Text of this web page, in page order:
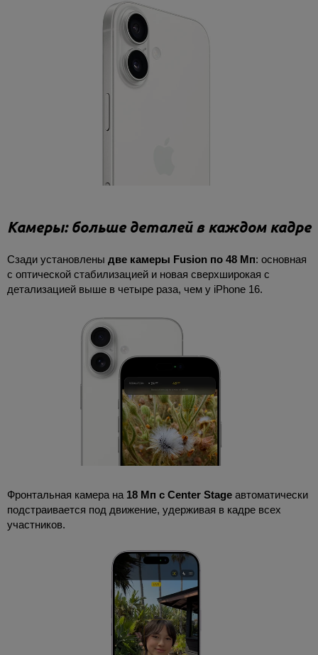
Камеры: больше деталей в каждом кадре
Сзади установлены две камеры Fusion по 48 Мп: основная
с оптической стабилизацией и новая сверхширокая с
детализацией выше в четыре раза, чем у iPhone 16.
Фронтальная камера на 18 Мп с Center Stage автоматически
подстраивается под движение, удерживая в кадре всех
участников.